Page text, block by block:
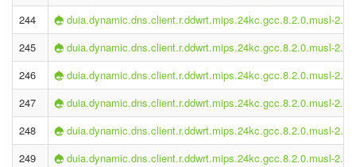
244
duia.dynamic.dns.client.r.ddwrt.mips.24kc.gcc.8.2.0.musl-
245
duia.dynamic.dns.client.r.ddwrt.mips.24kc.gcc.8.2.0.musl-
246
duia.dynamic.dns.client.r.ddwrt.mips.24kc.gcc.8.2.0.musl-
247
duia.dynamic.dns.client.r.ddwrt.mips.24kc.gcc.8.2.0.musl-
248
duia.dynamic.dns.client.r.ddwrt.mips.24kc.gcc.8.2.0.musl-
249
duia.dynamic.dns.client.r.ddwrt.mips.24kc.gcc.8.2.0.musl-